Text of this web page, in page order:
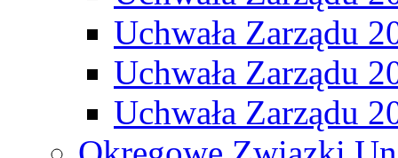
Uchwała Zarządu
Uchwała Zarządu
Uchwała Zarządu